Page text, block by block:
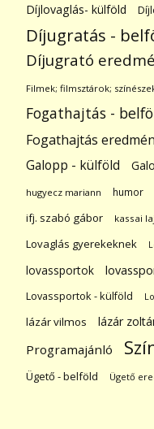
Díjlovaglás- külföld
Díjugratás -
Díjugrató
Filmek; filmsztárok;
Fogathajtás -
Fogathajtás
Galopp - külföld
hugyecz mariann humor
ifj. szabó gábor kassai
Lovaglás gyerekeknek
lovassportok
Lovassportok - külföld
lázár vilmos lázár
Programajánló
Ügető - belföld Ügető